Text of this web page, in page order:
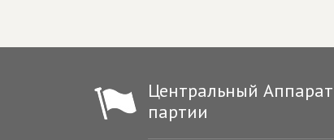
Центральный Аппарат
партии